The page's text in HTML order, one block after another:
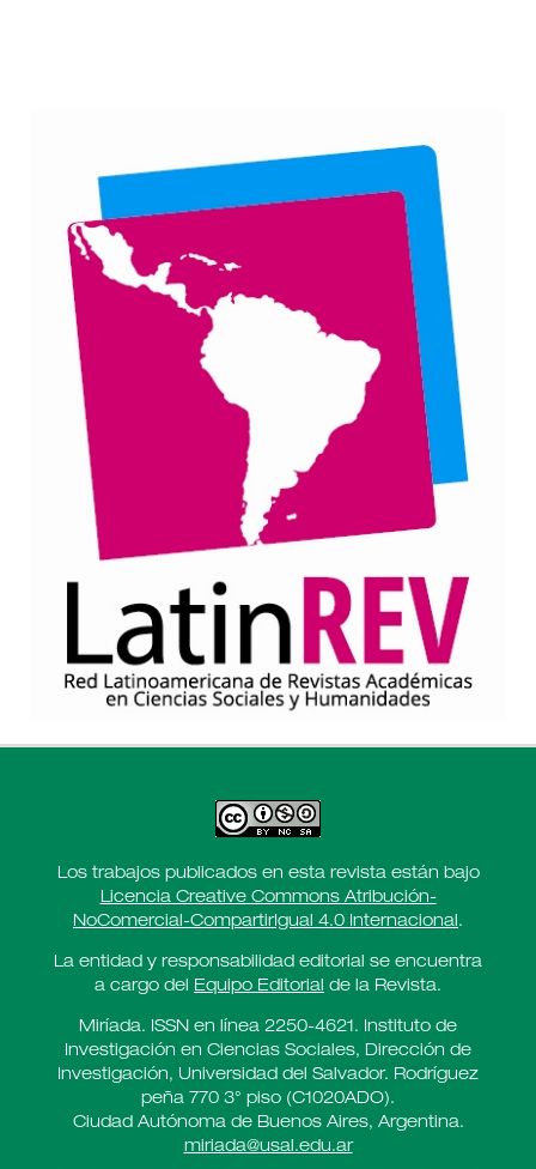
Los trabajos publicados en esta revista están bajo
Licencia Creative Commons Atribución-
NoComercial-CompartirIgual 4.0 Internacional.
La entidad y responsabilidad editorial se encuentra
a cargo del Equipo Editorial de la Revista.
Miríada. ISSN en línea 2250-4621. Instituto de
Investigación en Ciencias Sociales, Dirección de
Investigación, Universidad del Salvador. Rodríguez
peña 770 3° piso (C1020ADO).
Ciudad Autónoma de Buenos Aires, Argentina.
miriada@usal.edu.ar